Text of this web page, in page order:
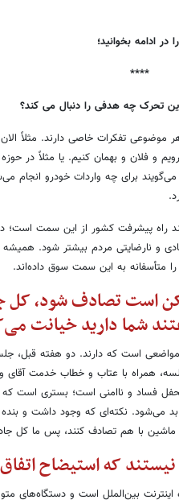
ادامه بخوانید؛
****
تحرک چه هدفی را دنبال می کند؟
موضوعی تفکرات خاصی دارند. مثلاً
و فلان و بهمان کنیم. یا مثلاً در
برای چه واردات خودرو انجام
راه پیشرفت کشور از این سمت است؛
و نارضایتی مردم بیشتر شود.
متأسفانه به این سمت سوق داده‌اند.
است تصادف شود، کل
شما دارید خیانت می
است که دارند. دو هفته قبل،
همراه با عتاب و خطاب خدمت آقای
فساد و ناامنی است؛ بستری است
می‌شود. نکته‌ای که وجود داشت و بنده
با هم تصادف کنند، پس ما کل
نیستند که استیضاح
بین‌الملل است و دستگاه‌های